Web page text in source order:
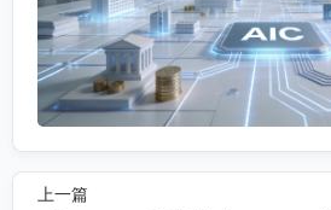
上一篇